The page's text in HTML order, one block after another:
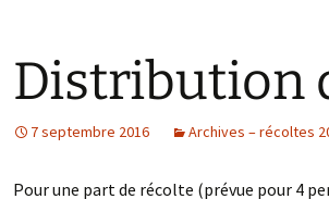
Distribution
7 septembre 2016 Archives – récoltes
Pour une part de récolte (prévue pour 4